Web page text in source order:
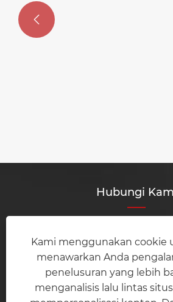

Hubungi
Zhejiang Yaodong
Technology Co.,
Telp: +86-577-
Kami menggunakan cookie
menawarkan Anda
penelusuran yang lebih
menganalisis lalu lintas